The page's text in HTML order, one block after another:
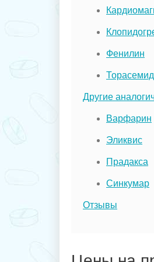
Фенилин
Торасемид
Другие
Варфарин
Эликвис
Прадакса
Синкумар
Отзывы